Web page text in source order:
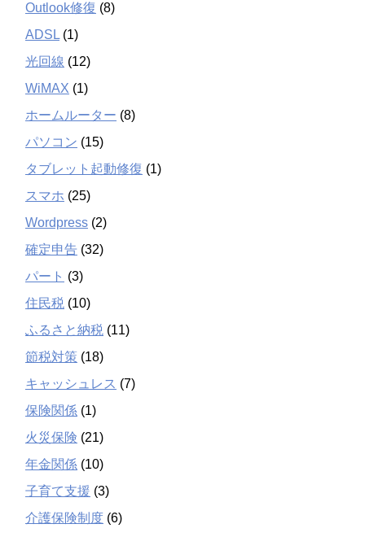
Outlook修復 (8)
ADSL (1)
光回線 (12)
WiMAX (1)
ホームルーター (8)
パソコン (15)
タブレット起動修復 (1)
スマホ (25)
Wordpress (2)
確定申告 (32)
パート (3)
住民税 (10)
ふるさと納税 (11)
節税対策 (18)
キャッシュレス (7)
保険関係 (1)
火災保険 (21)
年金関係 (10)
子育て支援 (3)
介護保険制度 (6)